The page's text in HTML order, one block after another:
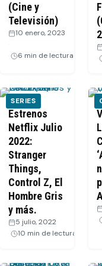
(Cine y
Televisión)
10 enero, 2023
6 min de lectura
SERIES
Estrenos
Netflix Julio
2022:
Stranger
Things,
Control Z, El
Hombre Gris
y más.
5 julio, 2022
10 min de lectura